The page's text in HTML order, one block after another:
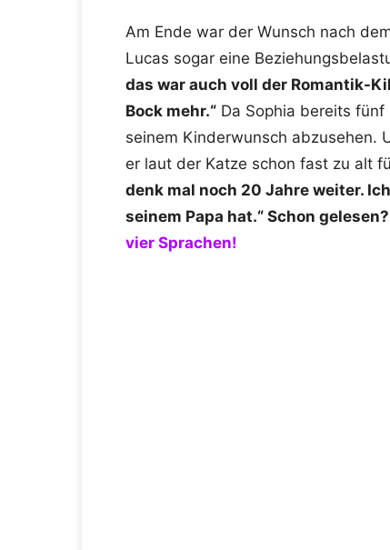
Am Ende war der Wunsch nach
Lucas sogar eine
das war auch voll der Romantik-
Bock mehr.“ Da Sophia bereits
seinem Kinderwunsch abzusehen.
er laut der Katze schon fast zu alt
denk mal noch 20 Jahre weiter.
seinem Papa hat.“ Schon gelesen?
vier Sprachen!